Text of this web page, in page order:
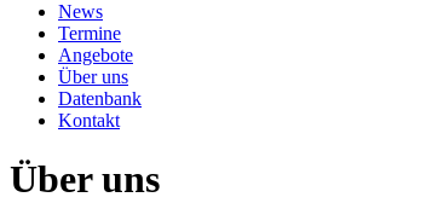
News
Termine
Angebote
Über uns
Datenbank
Kontakt
Über uns